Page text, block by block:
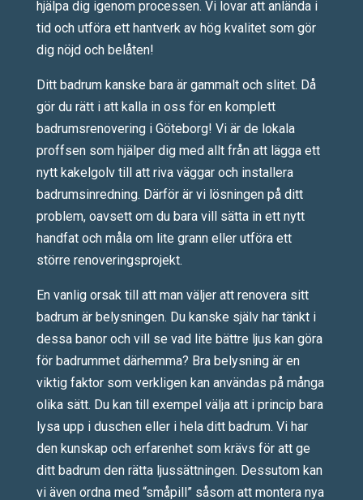
hjälpa dig igenom processen. Vi lovar att anlända i
tid och utföra ett hantverk av hög kvalitet som gör
dig nöjd och belåten!
Ditt badrum kanske bara är gammalt och slitet. Då
gör du rätt i att kalla in oss för en komplett
badrumsrenovering i Göteborg! Vi är de lokala
proffsen som hjälper dig med allt från att lägga ett
nytt kakelgolv till att riva väggar och installera
badrumsinredning. Därför är vi lösningen på ditt
problem, oavsett om du bara vill sätta in ett nytt
handfat och måla om lite grann eller utföra ett
större renoveringsprojekt.
En vanlig orsak till att man väljer att renovera sitt
badrum är belysningen. Du kanske själv har tänkt i
dessa banor och vill se vad lite bättre ljus kan göra
för badrummet därhemma? Bra belysning är en
viktig faktor som verkligen kan användas på många
olika sätt. Du kan till exempel välja att i princip bara
lysa upp i duschen eller i hela ditt badrum. Vi har
den kunskap och erfarenhet som krävs för att ge
ditt badrum den rätta ljussättningen. Dessutom kan
vi även ordna med “småpill” såsom att montera nya